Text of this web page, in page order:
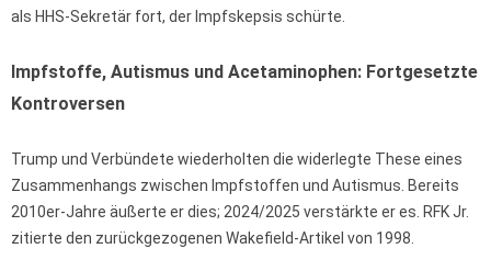
als HHS-Sekretär fort, der Impfskepsis schürte.
Impfstoffe, Autismus und Acetaminophen: Fortgesetzte
Kontroversen
Trump und Verbündete wiederholten die widerlegte These eines
Zusammenhangs zwischen Impfstoffen und Autismus. Bereits
2010er-Jahre äußerte er dies; 2024/2025 verstärkte er es. RFK Jr.
zitierte den zurückgezogenen Wakefield-Artikel von 1998.